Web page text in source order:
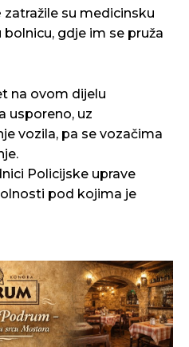
zatražile su medicinsku
gdje im se pruža
na ovom dijelu
usporeno, uz
vozila, pa se vozačima
Policijske uprave
pod kojima je